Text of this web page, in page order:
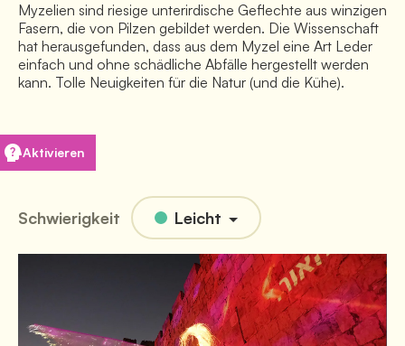
Myzelien sind riesige unterirdische Geflechte aus winzigen
Fasern, die von Pilzen gebildet werden. Die Wissenschaft
hat herausgefunden, dass aus dem Myzel eine Art Leder
einfach und ohne schädliche Abfälle hergestellt werden
kann. Tolle Neuigkeiten für die Natur (und die Kühe).
Aktivieren
Schwierigkeit Leicht